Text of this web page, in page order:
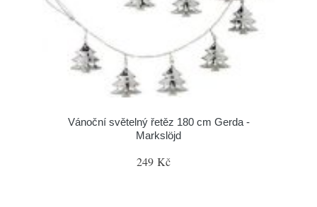
Vánoční světelný řetěz 180 cm Gerda -
Markslöjd
249 Kč